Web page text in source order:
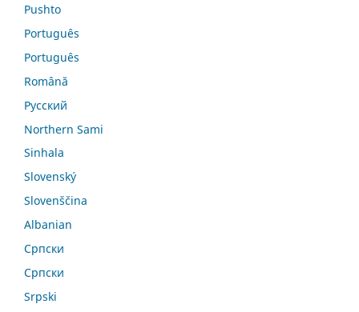
Pushto
Português
Português
Română
Русский
Northern Sami
Sinhala
Slovenský
Slovenščina
Albanian
Српски
Српски
Srpski